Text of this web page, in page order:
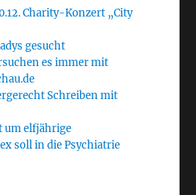
Charity-Konzert „City
gesucht
es immer mit
Schreiben mit
um elfjährige
soll in die Psychiatrie